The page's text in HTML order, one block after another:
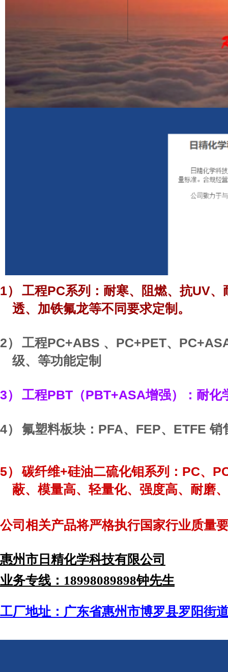
1） 工程PC系列：耐寒、阻燃、抗UV、
透、加铁氟龙等不同要求定制。
2） 工程PC+ABS 、PC+PET、
级、等功能定制
3） 工程PBT （PBT+ASA增强）：耐化
4） 氟塑料板块： PFA、 FEP、 ETFE销
5） 碳纤维+硅油二硫化钼系列： PC、
蔽、模量高、轻量化、强度高、耐磨
公司相关产品将严格执行国家行业质量
惠州市日精化学科技有限公司
业务专线：18998089898钟先生
工厂地址：广东省惠州市博罗县罗阳街